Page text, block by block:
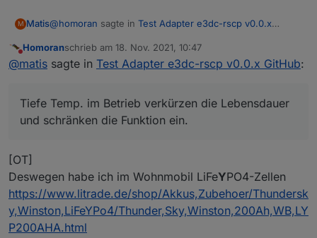
M Matis@homoran sagte in Test Adapter e3dc-rscp v0.0.x
Ich wollte den E3DC in die Garage stellen.
eingelagert werden.
Im Betrieb dagegen gar nicht. In den Pkws werden sie
teilweise auf über 30°C beheizt, um volle Leistung zu
Bei e3dc gab es vor kurzem ein Service-Rundschreiben,
es hatten tatsächlich Leute ihr Kraftwerk in unbeheizten
Räumen installiert und ab <10°C haben die Panasonic
Akkus nur noch teilwiese geladen und entladen.
Ich verstehe nicht, wie ein Solateur solch fundementale
Nicht stören
Homoranschrieb am 18. Nov. 2021, 10:47
zuletzt editiert von
@matis sagte in Test Adapter e3dc-rscp v0.0.x GitHub:
Tiefe Temp. im Betrieb verkürzen die Lebensdauer
und schränken die Funktion ein.
[OT]
Deswegen habe ich im Wohnmobil LiFeYPO4-Zellen
https://www.litrade.de/shop/Akkus,Zubehoer/Thundersk
y,Winston,LiFeYPo4/Thunder,Sky,Winston,200Ah,WB,LY
P200AHA.html